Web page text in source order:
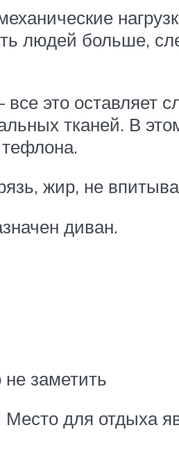
людей больше,
это оставляет
тканей. В
жир, не
диван.
заметить
для отдыха